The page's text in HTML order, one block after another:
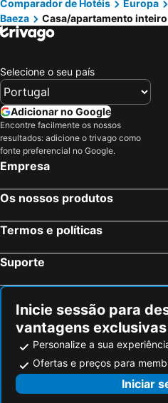
Comparador de Hotéis Europa
Baeza
Casa/apartamento inteiro
Selecione o seu país
Adicionar no Google
Encontre facilmente os nossos
resultados: adicione o trivago como
fonte preferencial no Google.
Empresa
Os nossos produtos
Termos e políticas
Suporte
Inicie sessão para
vantagens
Personalize a sua
Ofertas e preços para
Iniciar